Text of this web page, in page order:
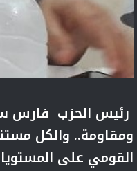
رئيس الحزب فارس
ومقاومة.. والكل
القومي على